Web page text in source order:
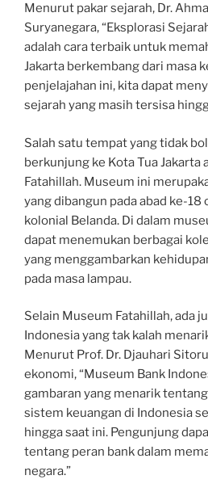
Menurut pakar sejarah, Dr.
Suryanegara, “Eksplorasi
adalah cara terbaik untuk
Jakarta berkembang dari masa
penjelajahan ini, kita dapat
sejarah yang masih tersisa
Salah satu tempat yang tidak
berkunjung ke Kota Tua Jakarta
Fatahillah. Museum ini
yang dibangun pada abad ke-
kolonial Belanda. Di dalam
dapat menemukan berbagai
yang menggambarkan
pada masa lampau.
Selain Museum Fatahillah, ada
Indonesia yang tak kalah
Menurut Prof. Dr. Djauhari
ekonomi, “Museum Bank
gambaran yang menarik
sistem keuangan di Indonesia
hingga saat ini. Pengunjung
tentang peran bank dalam
negara.”